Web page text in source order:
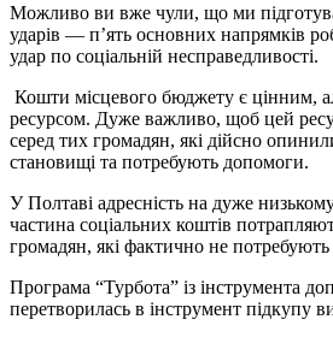
Можливо ви вже чули, що ми
ударів — п’ять основних напрямків
удар по соціальній несправедливості.
Кошти місцевого бюджету є цінним,
ресурсом. Дуже важливо, щоб цей
серед тих громадян, які дійсно
становищі та потребують допомоги.
У Полтаві адресність на дуже
частина соціальних коштів
громадян, які фактично не потребують
Програма “Турбота” із інструмента
перетворилась в інструмент підкупу